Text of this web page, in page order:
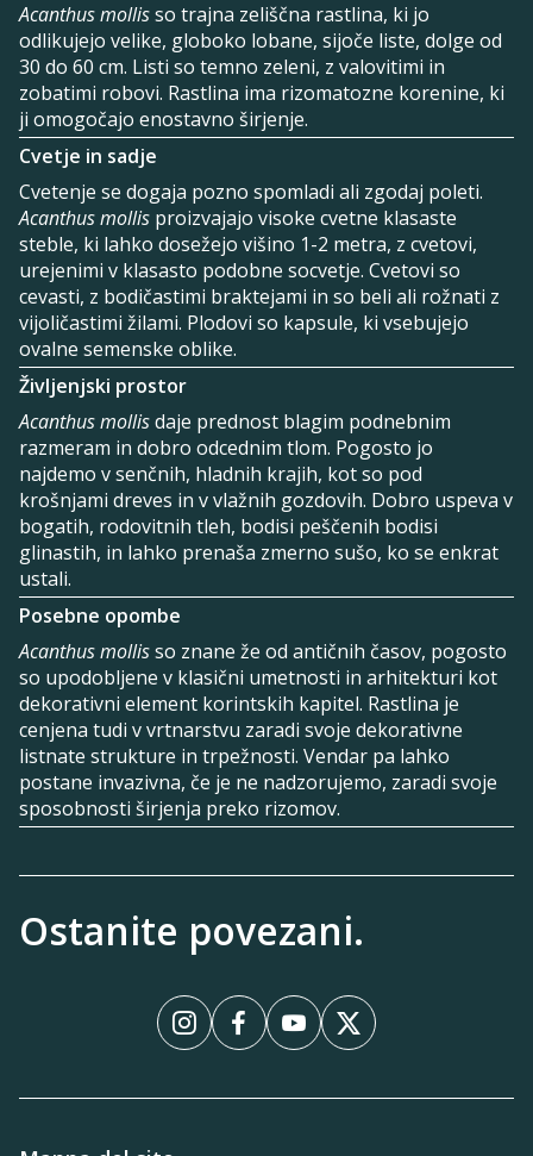
Acanthus mollisso trajna zeliščna rastlina, ki jo
odlikujejo velike, globoko lobane, sijoče liste, dolge od
30 do 60 cm. Listi so temno zeleni, z valovitimi in
zobatimi robovi. Rastlina ima rizomatozne korenine, ki
ji omogočajo enostavno širjenje.
Cvetje in sadje
Cvetenje se dogaja pozno spomladi ali zgodaj poleti.
Acanthus mollis proizvajajo visoke cvetne klasaste
steble, ki lahko dosežejo višino 1-2 metra, z cvetovi,
urejenimi v klasasto podobne socvetje. Cvetovi so
cevasti, z bodičastimi braktejami in so beli ali rožnati z
vijoličastimi žilami. Plodovi so kapsule, ki vsebujejo
ovalne semenske oblike.
Življenjski prostor
Acanthus mollisdaje prednost blagim podnebnim
razmeram in dobro odcednim tlom. Pogosto jo
najdemo v senčnih, hladnih krajih, kot so pod
krošnjami dreves in v vlažnih gozdovih. Dobro uspeva v
bogatih, rodovitnih tleh, bodisi peščenih bodisi
glinastih, in lahko prenaša zmerno sušo, ko se enkrat
ustali.
Posebne opombe
Acanthus mollisso znane že od antičnih časov, pogosto
so upodobljene v klasični umetnosti in arhitekturi kot
dekorativni element korintskih kapitel. Rastlina je
cenjena tudi v vrtnarstvu zaradi svoje dekorativne
listnate strukture in trpežnosti. Vendar pa lahko
postane invazivna, če je ne nadzorujemo, zaradi svoje
sposobnosti širjenja preko rizomov.
Ostanite povezani.
InstagramInstagram
FacebookFacebook
YouTubeYouTube
XX